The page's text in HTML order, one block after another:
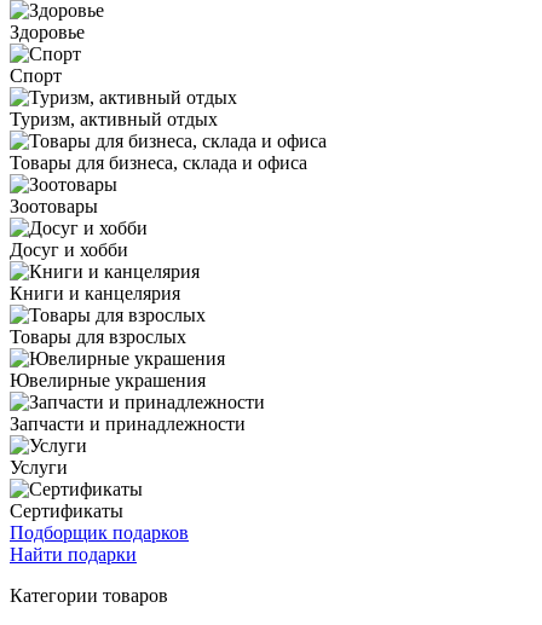
Здоровье
Спорт
Туризм, активный отдых
Товары для бизнеса, склада и офиса
Зоотовары
Досуг и хобби
Книги и канцелярия
Товары для взрослых
Ювелирные украшения
Запчасти и принадлежности
Услуги
Сертификаты
Подборщик подарков
Найти подарки
Категории товаров